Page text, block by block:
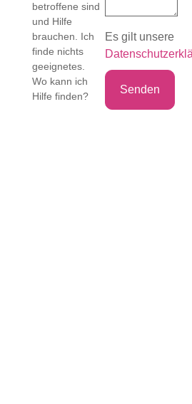
betroffene sind
und Hilfe
brauchen. Ich
finde nichts
geeignetes.
Wo kann ich
Hilfe finden?
Es gilt unsere